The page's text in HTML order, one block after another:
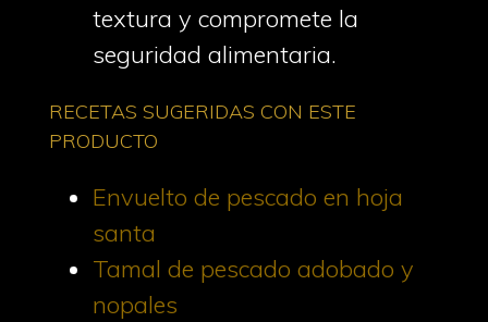
textura y compromete la
seguridad alimentaria.
RECETAS SUGERIDAS CON ESTE
PRODUCTO
Envuelto de pescado en hoja
santa
Tamal de pescado adobado y
nopales